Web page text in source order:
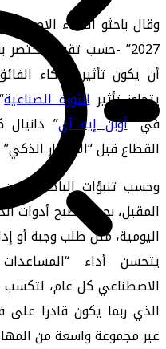
وقال باحثو الذكاء
2027” -حسب تقرير
أن يكون تأثير الذكاء
يتجاوز تأثيرالثورة الصناعية
في “أوبن إيه آي” دانيال
القطاع قبل “الانفجار الذكي”
وحسب تنبؤات الباحثين،
المقبل، بحيث تصبح أدوات
اليومية، مثل طلب وجبة أو
يتحسن أداء
الاصطناعي كل عام، لتكسب
الذي ربما يكون قادرا
عبر مجموعة واسعة من